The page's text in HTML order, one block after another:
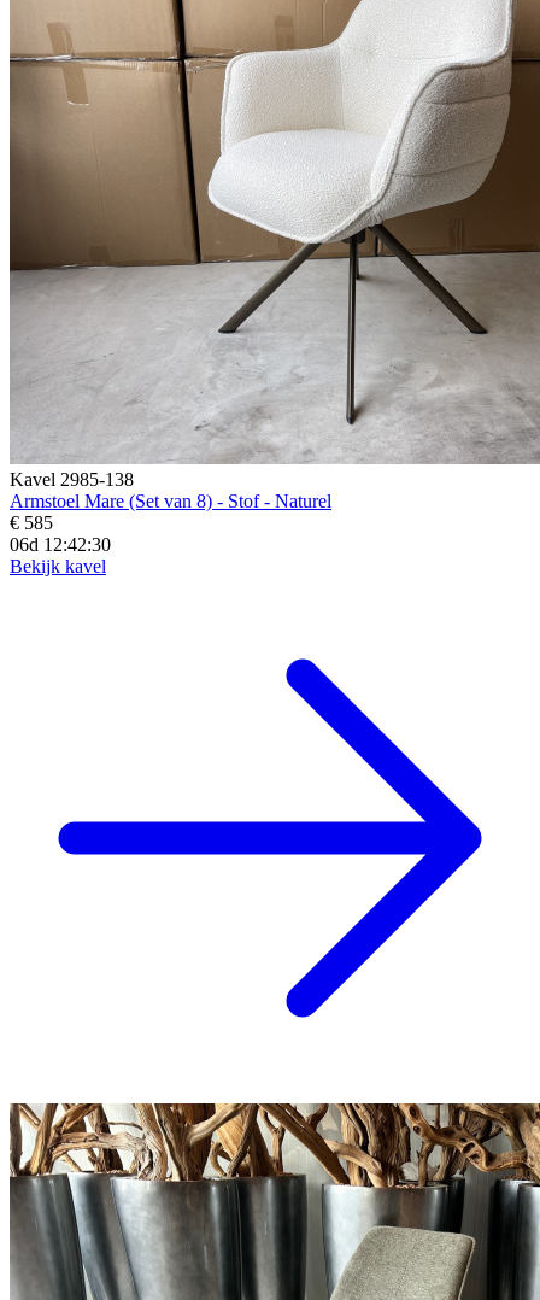
Kavel 2985-138
Armstoel Mare (Set van 8) - Stof - Naturel
€ 585
06d 12:42:28
Bekijk kavel